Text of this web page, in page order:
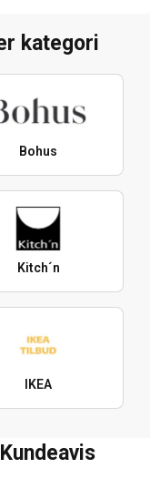
kategori
Bohus
Kitch´n
IKEA